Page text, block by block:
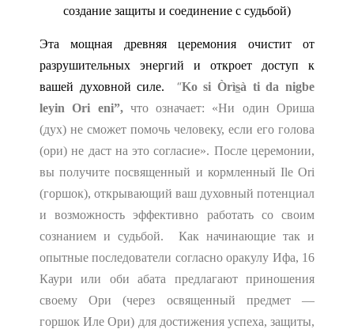
создание защиты и соединение с судьбой)
Эта мощная древняя церемония очистит от
разрушительных энергий и откроет доступ к
вашей духовной силе. “Ko si Òrìsà ti da nigbe
leyin Ori eni”,что означает: «Ни один Ориша
(дух) не сможет помочь человеку, если его голова
(ори) не даст на это согласие». После церемонии,
вы получите посвященный и кормленный Ile Ori
(горшок), открывающий ваш духовный потенциал
и возможность эффективно работать со своим
сознанием и судьбой. Как начинающие так и
опытные последователи согласно оракулу Ифа, 16
Каури или оби абата предлагают приношения
своему Ори (через освященный предмет —
горшок Иле Ори) для достижения успеха, защиты,